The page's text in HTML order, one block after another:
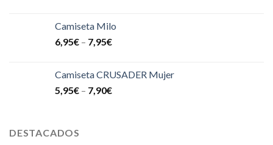
Camiseta Milo
6,95€ – 7,95€
Camiseta CRUSADER Mujer
5,95€ – 7,90€
DESTACADOS